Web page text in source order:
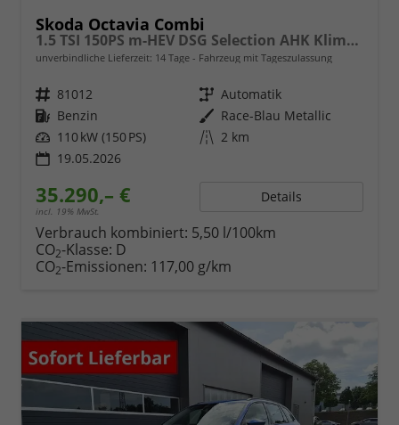
Skoda Octavia Combi
1.5 TSI 150PS m-HEV DSG Selection AHK Klimaautomatik ACC PDC v+h Rückf.Kamera Sitzheizung TWA Apple CarPlay Android Auto 16"LM
unverbindliche Lieferzeit: 14 Tage Fahrzeug mit Tageszulassung
Fahrzeugnr. 81012 Getriebe Automatik
Kraftstoff Benzin Außenfarbe Race-Blau Metallic
Leistung 110 kW (150 PS) Kilometerstand 2 km
19.05.2026
35.290,– €
incl. 19% MwSt.
Details
Verbrauch kombiniert: 5,50 l/100km
CO2-Klasse: D
CO2-Emissionen: 117,00 g/km